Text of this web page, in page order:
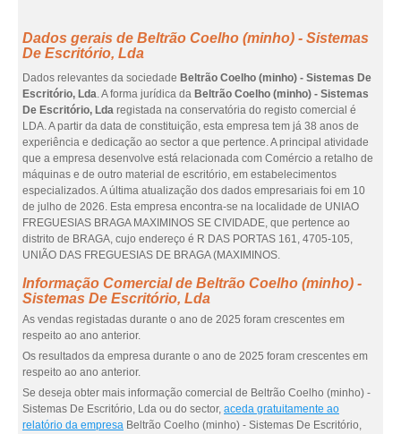
Dados gerais de Beltrão Coelho (minho) - Sistemas
De Escritório, Lda
Dados relevantes da sociedade Beltrão Coelho (minho) - Sistemas De
Escritório, Lda. A forma jurídica da Beltrão Coelho (minho) - Sistemas
De Escritório, Lda registada na conservatória do registo comercial é
LDA. A partir da data de constituição, esta empresa tem já 38 anos de
experiência e dedicação ao sector a que pertence. A principal atividade
que a empresa desenvolve está relacionada com Comércio a retalho de
máquinas e de outro material de escritório, em estabelecimentos
especializados. A última atualização dos dados empresariais foi em 10
de julho de 2026. Esta empresa encontra-se na localidade de UNIAO
FREGUESIAS BRAGA MAXIMINOS SE CIVIDADE, que pertence ao
distrito de BRAGA, cujo endereço é R DAS PORTAS 161, 4705-105,
UNIÃO DAS FREGUESIAS DE BRAGA (MAXIMINOS.
Informação Comercial de Beltrão Coelho (minho) -
Sistemas De Escritório, Lda
As vendas registadas durante o ano de 2025 foram crescentes em
respeito ao ano anterior.
Os resultados da empresa durante o ano de 2025 foram crescentes em
respeito ao ano anterior.
Se deseja obter mais informação comercial de Beltrão Coelho (minho) -
Sistemas De Escritório, Lda ou do sector, aceda gratuitamente ao
relatório da empresa Beltrão Coelho (minho) - Sistemas De Escritório,